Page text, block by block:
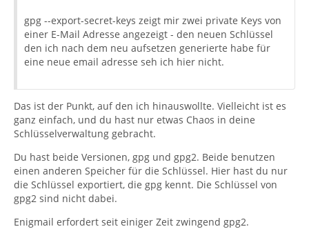
gpg --export-secret-keys zeigt mir zwei private Keys von
einer E-Mail Adresse angezeigt - den neuen Schlüssel
den ich nach dem neu aufsetzen generierte habe für
eine neue email adresse seh ich hier nicht.
Das ist der Punkt, auf den ich hinauswollte. Vielleicht ist es
ganz einfach, und du hast nur etwas Chaos in deine
Schlüsselverwaltung gebracht.
Du hast beide Versionen, gpg und gpg2. Beide benutzen
einen anderen Speicher für die Schlüssel. Hier hast du nur
die Schlüssel exportiert, die gpg kennt. Die Schlüssel von
gpg2 sind nicht dabei.
Enigmail erfordert seit einiger Zeit zwingend gpg2.